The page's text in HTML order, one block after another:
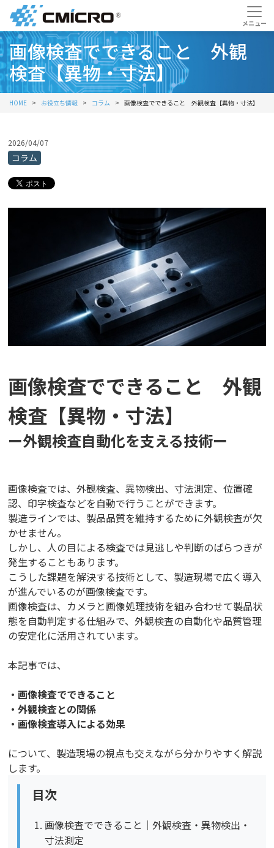
画像検査でできること 外観
検査【異物・寸法】
HOME お役立ち情報 コラム 画像検査でできること 外観検査【異物・寸法】
2026/04/07
コラム
画像検査でできること 外観
検査【異物・寸法】
ー外観検査自動化を支える技術ー
画像検査では、外観検査、異物検出、寸法測定、位置確
認、印字検査などを自動で行うことができます。
製造ラインでは、製品品質を維持するために外観検査が欠
かせません。
しかし、人の目による検査では見逃しや判断のばらつきが
発生することもあります。
こうした課題を解決する技術として、製造現場で広く導入
が進んでいるのが画像検査です。
画像検査は、カメラと画像処理技術を組み合わせて製品状
態を自動判定する仕組みで、外観検査の自動化や品質管理
の安定化に活用されています。
本記事では、
・画像検査でできること
・外観検査との関係
・画像検査導入による効果
について、製造現場の視点も交えながら分かりやすく解説
します。
目次
画像検査でできること｜外観検査・異物検出・
寸法測定